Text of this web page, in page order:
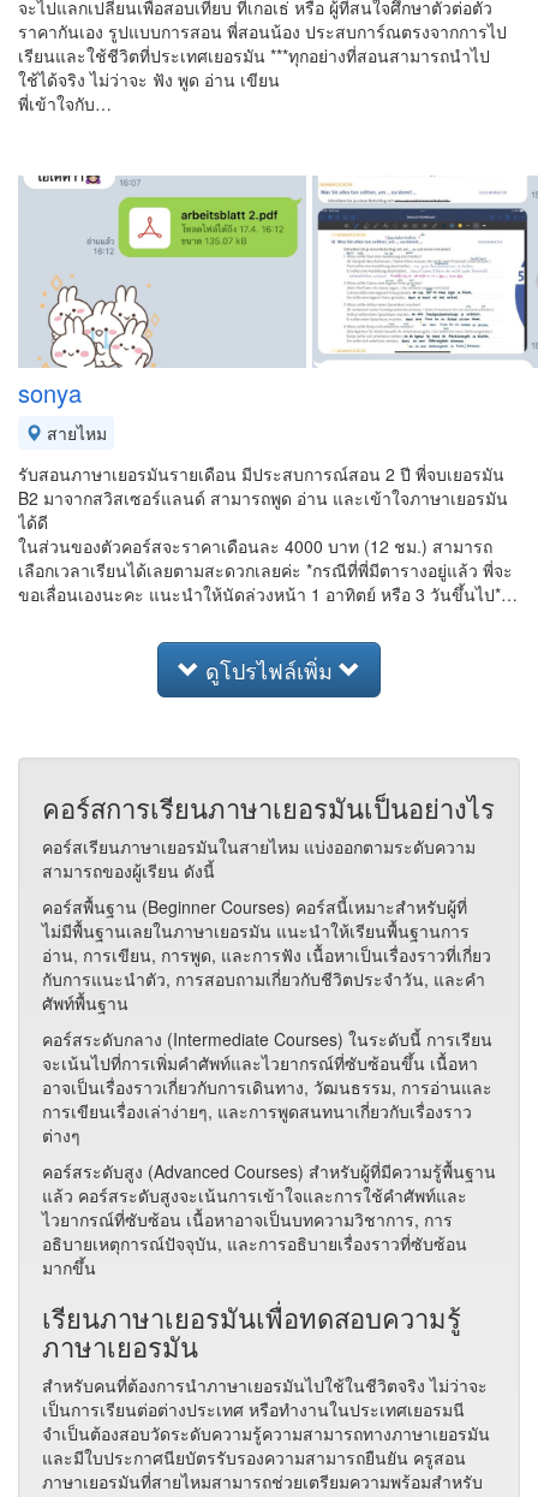
จะไปแลกเปลี่ยนเพื่อสอบเทียบ ที่เกอเธ่ หรือ ผู้ที่สนใจศึกษาตัวต่อตัว
ราคากันเอง รูปแบบการสอน พี่สอนน้อง ประสบการ์ณตรงจากการไป
เรียนและใช้ชีวิตที่ประเทศเยอรมัน ***ทุกอย่างที่สอนสามารถนำไป
ใช้ได้จริง ไม่ว่าจะ ฟัง พูด อ่าน เขียน
พี่เข้าใจกับ…
sonya
สายไหม
รับสอนภาษาเยอรมันรายเดือน มีประสบการณ์สอน 2 ปี พี่จบเยอรมัน
B2 มาจากสวิสเซอร์แลนด์ สามารถพูด อ่าน และเข้าใจภาษาเยอรมัน
ได้ดี
ในส่วนของตัวคอร์สจะราคาเดือนละ 4000 บาท (12 ชม.) สามารถ
เลือกเวลาเรียนได้เลยตามสะดวกเลยค่ะ *กรณีที่พี่มีตารางอยู่แล้ว พี่จะ
ขอเลื่อนเองนะคะ แนะนำให้นัดล่วงหน้า 1 อาทิตย์ หรือ 3 วันขึ้นไป*…
ดูโปรไฟล์เพิ่ม
คอร์สการเรียนภาษาเยอรมันเป็นอย่างไร
คอร์สเรียนภาษาเยอรมันในสายไหม แบ่งออกตามระดับความ
สามารถของผู้เรียน ดังนี้
คอร์สพื้นฐาน (Beginner Courses) คอร์สนี้เหมาะสำหรับผู้ที่
ไม่มีพื้นฐานเลยในภาษาเยอรมัน แนะนำให้เรียนพื้นฐานการ
อ่าน, การเขียน, การพูด, และการฟัง เนื้อหาเป็นเรื่องราวที่เกี่ยว
กับการแนะนำตัว, การสอบถามเกี่ยวกับชีวิตประจำวัน, และคำ
ศัพท์พื้นฐาน
คอร์สระดับกลาง (Intermediate Courses) ในระดับนี้ การเรียน
จะเน้นไปที่การเพิ่มคำศัพท์และไวยากรณ์ที่ซับซ้อนขึ้น เนื้อหา
อาจเป็นเรื่องราวเกี่ยวกับการเดินทาง, วัฒนธรรม, การอ่านและ
การเขียนเรื่องเล่าง่ายๆ, และการพูดสนทนาเกี่ยวกับเรื่องราว
ต่างๆ
คอร์สระดับสูง (Advanced Courses) สำหรับผู้ที่มีความรู้พื้นฐาน
แล้ว คอร์สระดับสูงจะเน้นการเข้าใจและการใช้คำศัพท์และ
ไวยากรณ์ที่ซับซ้อน เนื้อหาอาจเป็นบทความวิชาการ, การ
อธิบายเหตุการณ์ปัจจุบัน, และการอธิบายเรื่องราวที่ซับซ้อน
มากขึ้น
เรียนภาษาเยอรมันเพื่อทดสอบความรู้
ภาษาเยอรมัน
สำหรับคนที่ต้องการนำภาษาเยอรมันไปใช้ในชีวิตจริง ไม่ว่าจะ
เป็นการเรียนต่อต่างประเทศ หรือทำงานในประเทศเยอรมนี
จำเป็นต้องสอบวัดระดับความรู้ความสามารถทางภาษาเยอรมัน
และมีใบประกาศนียบัตรรับรองความสามารถยืนยัน ครูสอน
ภาษาเยอรมันที่สายไหมสามารถช่วยเตรียมความพร้อมสำหรับ